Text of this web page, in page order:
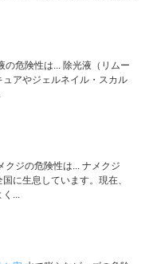
の危険性は... 除光液（リムー
アやジェルネイル・スカル
クジの危険性は... ナメクジ
に生息しています。現在、
...